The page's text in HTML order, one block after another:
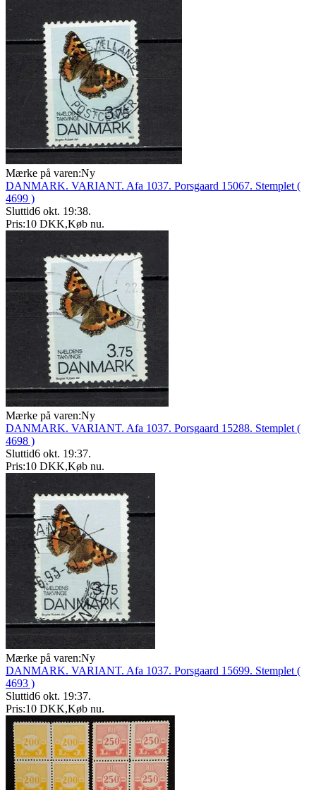
Mærke på varen:Ny
DANMARK. VARIANT. Afa 1037. Porsgaard 15067. Stemplet (
4699 )
Sluttid6 okt. 19:38.
Pris:10 DKK,Køb nu.
Mærke på varen:Ny
DANMARK. VARIANT. Afa 1037. Porsgaard 15288. Stemplet (
4698 )
Sluttid6 okt. 19:37.
Pris:10 DKK,Køb nu.
Mærke på varen:Ny
DANMARK. VARIANT. Afa 1037. Porsgaard 15699. Stemplet (
4693 )
Sluttid6 okt. 19:37.
Pris:10 DKK,Køb nu.